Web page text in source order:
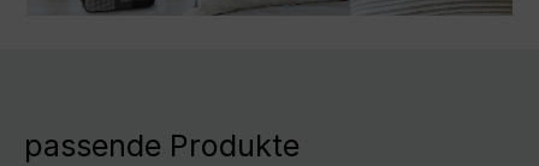
passende Produkte